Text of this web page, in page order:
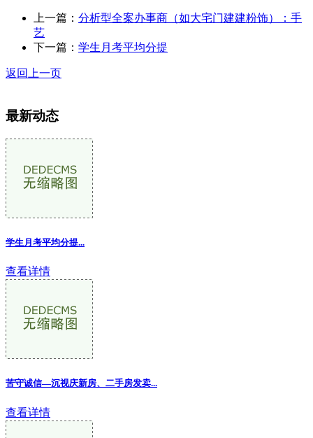
上一篇： 分析型全案办事商（如大宅门建建粉饰）：手
艺
下一篇： 学生月考平均分提
返回上一页
最新动态
学生月考平均分提...
查看详情
苦守诚信—沉视庆新房、二手房发卖...
查看详情